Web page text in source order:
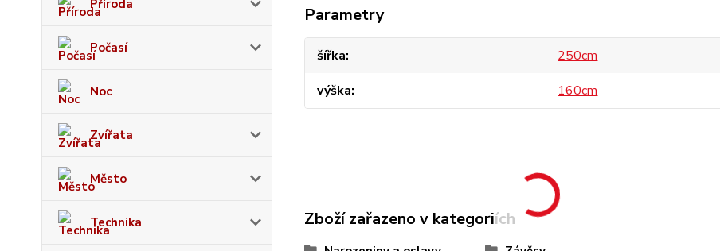
Příroda
Počasí
Noc
Zvířata
Město
Technika
Parametry
šířka
250cm
výška
160cm
Zboží zařazeno v kategoriích